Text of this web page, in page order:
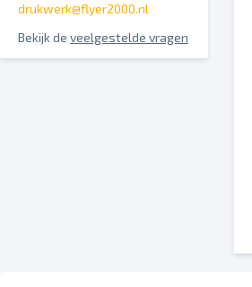
drukwerk@flyer2000.nl
Bekijk de veelgestelde vragen